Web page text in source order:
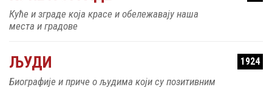
Куће и зграде која красе и обележавају наша
места и градове
ЉУДИ 1924
Биографије и приче о људима који су позитивним